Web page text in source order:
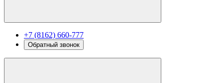
+7 (8162) 660-777
Обратный звонок